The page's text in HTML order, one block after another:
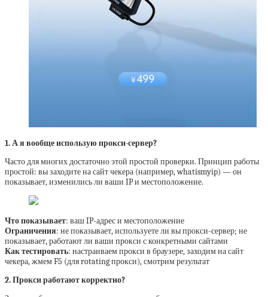
1. А я вообще использую прокси-сервер?
Часто для многих достаточно этой простой проверки. Принцип работы
простой: вы заходите на сайт чекера (например, whatismyip) — он
показывает, изменились ли ваши IP и местоположение.
Что показывает: ваш IP-адрес и местоположение
Ограничения: не показывает, используете ли вы прокси-сервер; не
показывает, работают ли ваши прокси с конкретными сайтами
Как тестировать: настраиваем прокси в браузере, заходим на сайт
чекера, жмем F5 (для rotating прокси), смотрим результат
2. Прокси работают корректно?